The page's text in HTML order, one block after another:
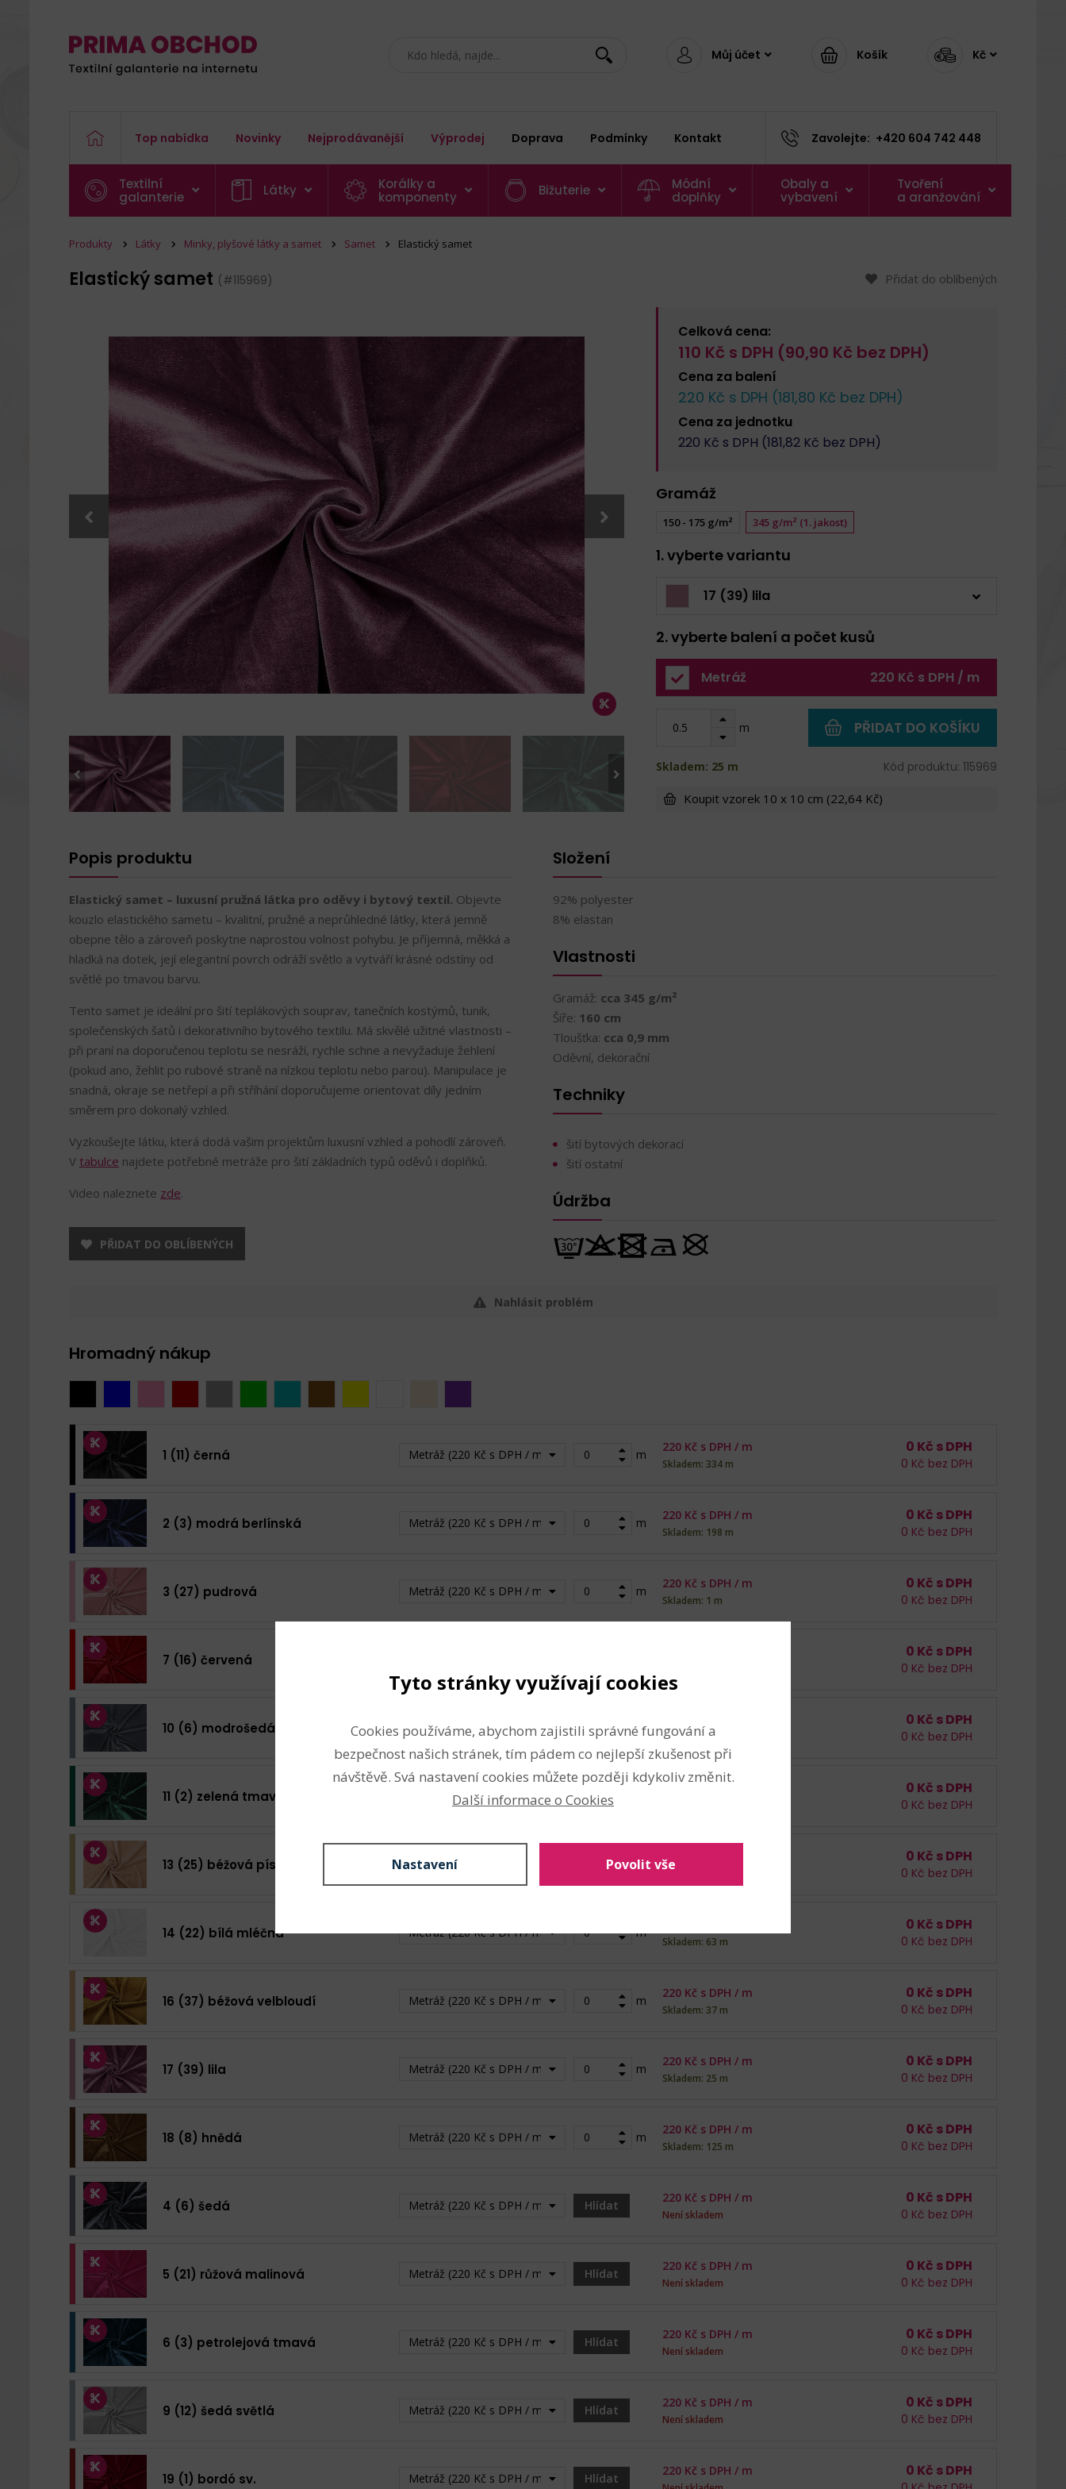
Můj účet Košík Kč
Top nabídka Novinky Nejprodávanější Výprodej Doprava Podmínky Kontakt Zavolejte: +420 604 742 448
Textilní
galanterie
Látky
Korálky a
komponenty
Bižuterie
Módní
doplňky
Obaly a
vybavení
Tvoření
a aranžování
Produkty Látky Minky, plyšové látky a samet Samet Elastický samet
Elastický samet (#115969) Přidat do oblíbených
Celková cena:
110 Kč s DPH (90,90 Kč bez DPH)
Cena za balení
220 Kč s DPH (181,80 Kč bez DPH)
Cena za jednotku
220 Kč s DPH (181,82 Kč bez DPH)
Gramáž
150 - 175 g/m² 345 g/m² (1. jakost)
1. vyberte variantu
17 (39) lila
2. vyberte balení a počet kusů
Metráž 220 Kč s DPH / m
m PŘIDAT DO KOŠÍKU
Skladem: 25 m
Kód produktu: 115969
Koupit vzorek 10 x 10 cm (22,64 Kč)
Popis produktu
Elastický samet – luxusní pružná látka pro oděvy i bytový textil. Objevte
kouzlo elastického sametu – kvalitní, pružné a neprůhledné látky, která jemně
obepne tělo a zároveň poskytne naprostou volnost pohybu. Je příjemná, měkká a
hladká na dotek, její elegantní povrch odráží světlo a vytváří krásné odstíny od
světlé po tmavou barvu.
Tento samet je ideální pro šití teplákových souprav, tanečních kostýmů, tunik,
společenských šatů i dekorativního bytového textilu. Má skvělé užitné vlastnosti –
při praní na doporučenou teplotu se nesráží, rychle schne a nevyžaduje žehlení
(pokud ano, žehlit po rubové straně na nízkou teplotu nebo parou). Manipulace je
snadná, okraje se netřepí a při stříhání doporučujeme orientovat díly jedním
směrem pro dokonalý vzhled.
Vyzkoušejte látku, která dodá vašim projektům luxusní vzhled a pohodlí zároveň.
V tabulce najdete potřebné metráže pro šití základních typů oděvů i doplňků.
Video naleznete zde.
PŘIDAT DO OBLÍBENÝCH
Složení
92% polyester
8% elastan
Vlastnosti
Gramáž: cca 345 g/m²
Šíře: 160 cm
Tloušťka: cca 0,9 mm
Oděvní, dekorační
Techniky
šití bytových dekorací
šití ostatní
Údržba
Nahlásit problém
Hromadný nákup
1 (11) černá Metráž (220 Kč s DPH / m) m
220 Kč s DPH / m
Skladem: 334 m
0 Kč s DPH
0 Kč bez DPH
2 (3) modrá berlínská Metráž (220 Kč s DPH / m) m
220 Kč s DPH / m
Skladem: 198 m
0 Kč s DPH
0 Kč bez DPH
3 (27) pudrová Metráž (220 Kč s DPH / m) m
220 Kč s DPH / m
Skladem: 1 m
0 Kč s DPH
0 Kč bez DPH
7 (16) červená 0 Kč s DPH
0 Kč bez DPH
10 (6) modrošedá Metráž (220 Kč s DPH / m) m
Skladem: 155 m
0 Kč s DPH
0 Kč bez DPH
11 (2) zelená tmavá Metráž (220 Kč s DPH / m)
Kč s DPH / 0 Kč s DPH
0 Kč bez DPH
13 (25) béžová písková Metráž (220 Kč s DPH / m) m
220
Skladem: 77 m
0 Kč s DPH
0 Kč bez DPH
14 (22) bílá mléčná Metráž (220 Kč s DPH / m) m
Skladem: 63 m
0 Kč s DPH
0 Kč bez DPH
16 (37) béžová velbloudí Metráž (220 Kč s DPH / m) m
220 Kč s DPH / m
Skladem: 37 m
0 Kč s DPH
0 Kč bez DPH
17 (39) lila Metráž (220 Kč s DPH / m) m
220 Kč s DPH / m
Skladem: 25 m
0 Kč s DPH
0 Kč bez DPH
18 (8) hnědá Metráž (220 Kč s DPH / m) m
220 Kč s DPH / m
Skladem: 125 m
0 Kč s DPH
0 Kč bez DPH
4 (6) šedá Metráž (220 Kč s DPH / m) - Vyprodáno
Hlídat
220 Kč s DPH / m
Není skladem
0 Kč s DPH
0 Kč bez DPH
5 (21) růžová malinová Metráž (220 Kč s DPH / m) - Vyprodáno
Hlídat
220 Kč s DPH / m
Není skladem
0 Kč s DPH
0 Kč bez DPH
6 (3) petrolejová tmavá Metráž (220 Kč s DPH / m) - Vyprodáno
Hlídat
220 Kč s DPH / m
Není skladem
0 Kč s DPH
0 Kč bez DPH
9 (12) šedá světlá Metráž (220 Kč s DPH / m) - Vyprodáno
Hlídat
220 Kč s DPH / m
Není skladem
0 Kč s DPH
0 Kč bez DPH
19 (1) bordó sv. Metráž (220 Kč s DPH / m) - Vyprodáno
Hlídat
220 Kč s DPH / m 0 Kč s DPH
Tyto stránky využívají cookies
Cookies používáme, abychom zajistili správné fungování a
bezpečnost našich stránek, tím pádem co nejlepší zkušenost při
návštěvě. Svá nastavení cookies můžete později kdykoliv změnit.
Další informace o Cookies
Nastavení Povolit vše